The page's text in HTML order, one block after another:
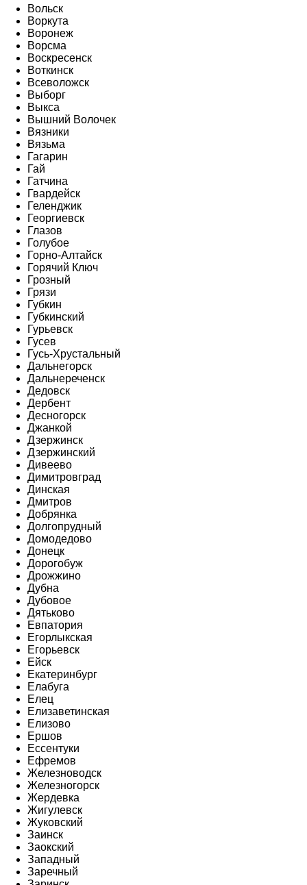
Вольск
Воркута
Воронеж
Ворсма
Воскресенск
Воткинск
Всеволожск
Выборг
Выкса
Вышний Волочек
Вязники
Вязьма
Гагарин
Гай
Гатчина
Гвардейск
Геленджик
Георгиевск
Глазов
Голубое
Горно-Алтайск
Горячий Ключ
Грозный
Грязи
Губкин
Губкинский
Гурьевск
Гусев
Гусь-Хрустальный
Дальнегорск
Дальнереченск
Дедовск
Дербент
Десногорск
Джанкой
Дзержинск
Дзержинский
Дивеево
Димитровград
Динская
Дмитров
Добрянка
Долгопрудный
Домодедово
Донецк
Дорогобуж
Дрожжино
Дубна
Дубовое
Дятьково
Евпатория
Егорлыкская
Егорьевск
Ейск
Екатеринбург
Елабуга
Елец
Елизаветинская
Елизово
Ершов
Ессентуки
Ефремов
Железноводск
Железногорск
Жердевка
Жигулевск
Жуковский
Заинск
Заокский
Западный
Заречный